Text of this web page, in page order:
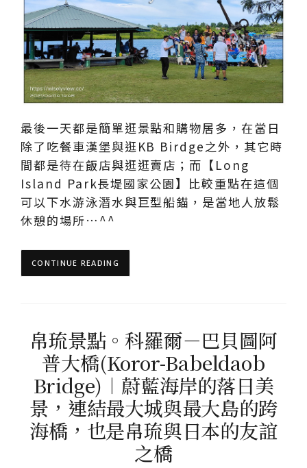
最後一天都是簡單逛景點和購物居多，在當日
除了吃餐車漢堡與逛KB Birdge之外，其它時
間都是待在飯店與逛逛賣店；而【Long
Island Park長堤國家公園】比較重點在這個
可以下水游泳潛水與巨型船錨，是當地人放鬆
休憩的場所…^^
CONTINUE READING
帛琉景點。科羅爾－巴貝圖阿
普大橋(Koror-Babeldaob
Bridge)︱蔚藍海岸的落日美
景，連結最大城與最大島的跨
海橋，也是帛琉與日本的友誼
之橋